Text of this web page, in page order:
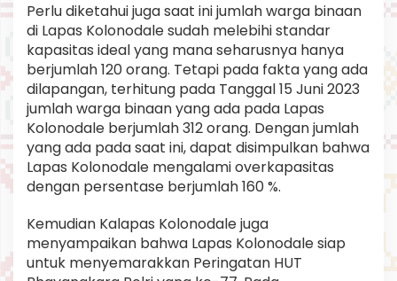
Perlu diketahui juga saat ini jumlah warga binaan
di Lapas Kolonodale sudah melebihi standar
kapasitas ideal yang mana seharusnya hanya
berjumlah 120 orang. Tetapi pada fakta yang ada
dilapangan, terhitung pada Tanggal 15 Juni 2023
jumlah warga binaan yang ada pada Lapas
Kolonodale berjumlah 312 orang. Dengan jumlah
yang ada pada saat ini, dapat disimpulkan bahwa
Lapas Kolonodale mengalami overkapasitas
dengan persentase berjumlah 160 %.
Kemudian Kalapas Kolonodale juga
menyampaikan bahwa Lapas Kolonodale siap
untuk menyemarakkan Peringatan HUT